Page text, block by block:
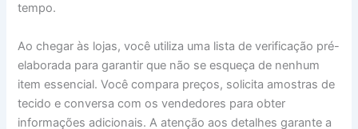
tempo.
Ao chegar às lojas, você utiliza uma lista de verificação pré-
elaborada para garantir que não se esqueça de nenhum
item essencial. Você compara preços, solicita amostras de
tecido e conversa com os vendedores para obter
informações adicionais. A atenção aos detalhes garante a